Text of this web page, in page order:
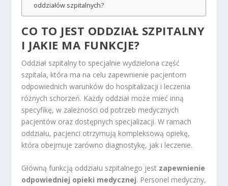
oddziałów szpitalnych?
CO TO JEST ODDZIAŁ SZPITALNY
I JAKIE MA FUNKCJE?
Oddział szpitalny to specjalnie wydzielona część
szpitala, która ma na celu zapewnienie pacjentom
odpowiednich warunków do hospitalizacji i leczenia
różnych schorzeń. Każdy oddział może mieć inną
specyfikę, w zależności od potrzeb medycznych
pacjentów oraz dostępnych specjalizacji. W ramach
oddziału, pacjenci otrzymują kompleksową opiekę,
która obejmuje zarówno diagnostykę, jak i leczenie.
Główną funkcją oddziału szpitalnego jest zapewnienie
odpowiedniej opieki medycznej. Personel medyczny,